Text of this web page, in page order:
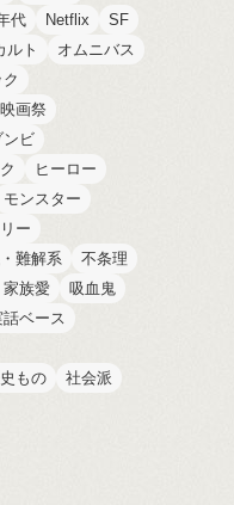
代 Netflix
SF
ルト
オムニバス
画祭
ンビ
ヒーロー
モンスター
ー
難解系
不条理
家族愛
吸血鬼
話ベース
もの
社会派